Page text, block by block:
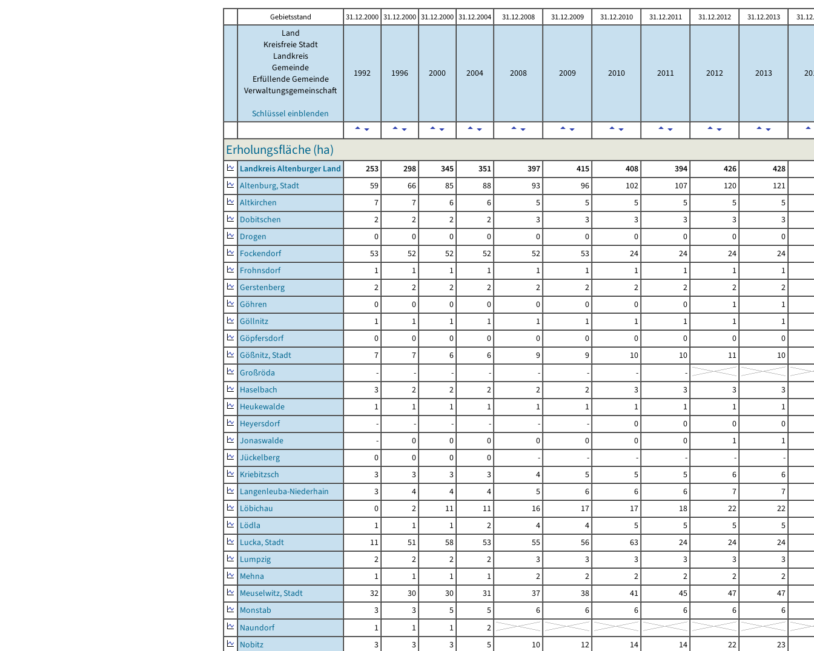
Gebietsstand 31.12.2000 31.12.2000 31.12.2000 31.12.2004 31.12.2008 31.12.2009 31.12.2010 31.12.2011 31.12.2012 31.12.2013
Land
Kreisfreie Stadt
Landkreis
Gemeinde
Erfüllende Gemeinde
Verwaltungsgemeinschaft
Schlüssel einblenden
1992 1996 2000 2004 2008 2009 2010 2011 2012 2013
Erholungsfläche (ha)
Landkreis Altenburger Land 253 298 345 351 397 415 408 394 426
428
Altenburg, Stadt
59 66 85 88 93 96 102 107 120
121
Altkirchen
7 7 6 6 5 5 5 5 5
5
Dobitschen
2 2 2 2 3 3 3 3 3
3
Drogen
0 0 0 0 0 0 0 0 0
0
Fockendorf
53 52 52 52 52 53 24 24 24
24
Frohnsdorf
1 1 1 1 1 1 1 1 1
1
Gerstenberg
2 2 2 2 2 2 2 2 2
2
Göhren
0 0 0 0 0 0 0 0 1
1
Göllnitz
1 1 1 1 1 1 1 1 1
1
Göpfersdorf
0 0 0 0 0 0 0 0 0
0
Gößnitz, Stadt
7 7 6 6 9 9 10 10 11
10
Großröda
- - - - - - -
-
Haselbach
3 2 2 2 2 2 3 3 3
3
Heukewalde
1 1 1 1 1 1 1 1 1
1
Heyersdorf
- - - - - - 0 0 0
0
Jonaswalde
- 0 0 0 0 0 0 0 1
1
Jückelberg
0 0 0 0 - - - - -
-
Kriebitzsch
3 3 3 3 4 5 5 5 6
6
Langenleuba-Niederhain
3 4 4 4 5 6 6 6 7
7
Löbichau
0 2 11 11 16 17 17 18 22
22
Lödla
1 1 1 2 4 4 5 5 5
5
Lucka, Stadt
11 51 58 53 55 56 63 24 24
24
Lumpzig
2 2 2 2 3 3 3 3 3
3
Mehna
1 1 1 1 2 2 2 2 2
2
Meuselwitz, Stadt
32 30 30 31 37 38 41 45 47
47
Monstab
3 3 5 5 6 6 6 6 6
6
Naundorf
1 1 1
2
Nobitz
3 3 3 5 10 12 14 14 22
23